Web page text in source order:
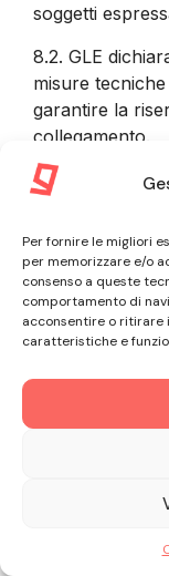
Per fornire le migliori
per memorizzare e/o
consenso a queste
comportamento di
acconsentire o ritirare
caratteristiche e
soggetti
8.2. GLE
misure
garantire la
collegamento.
9.
CLIENTE
9.1. Nel corso
Contratto e nel
commerciale
non personali
associato
informazioni
caso il Cliente
rappresentare